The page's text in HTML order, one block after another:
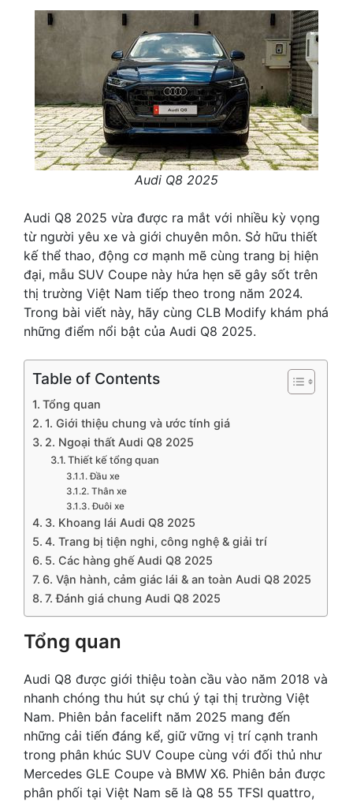
Audi Q8 2025
Audi Q8 2025 vừa được ra mắt với nhiều kỳ vọng
từ người yêu xe và giới chuyên môn. Sở hữu thiết
kế thể thao, động cơ mạnh mẽ cùng trang bị hiện
đại, mẫu SUV Coupe này hứa hẹn sẽ gây sốt trên
thị trường Việt Nam tiếp theo trong năm 2024.
Trong bài viết này, hãy cùng CLB Modify khám phá
những điểm nổi bật của Audi Q8 2025.
Table of Contents
Tổng quan
1. Giới thiệu chung và ước tính giá
2. Ngoại thất Audi Q8 2025
Thiết kế tổng quan
Đầu xe
Thân xe
Đuôi xe
3. Khoang lái Audi Q8 2025
4. Trang bị tiện nghi, công nghệ & giải trí
5. Các hàng ghế Audi Q8 2025
6. Vận hành, cảm giác lái & an toàn Audi Q8 2025
7. Đánh giá chung Audi Q8 2025
Tổng quan
Audi Q8 được giới thiệu toàn cầu vào năm 2018 và
nhanh chóng thu hút sự chú ý tại thị trường Việt
Nam. Phiên bản facelift năm 2025 mang đến
những cải tiến đáng kể, giữ vững vị trí cạnh tranh
trong phân khúc SUV Coupe cùng với đối thủ như
Mercedes GLE Coupe và BMW X6. Phiên bản được
phân phối tại Việt Nam sẽ là Q8 55 TFSI quattro,